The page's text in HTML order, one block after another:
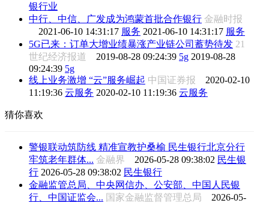
银行业
中行、中信、广发成为鸿蒙首批合作银行 金融时报
2021-06-10 14:31:17 服务 2021-06-10 14:31:17 服务
5G已来：订单大增业绩暴涨产业链公司蓄势待发 21
世纪经济报道 2019-08-28 09:24:39 5g 2019-08-28
09:24:39 5g
线上业务激增 “云”服务崛起 中国证券报 2020-02-10
11:19:36 云服务 2020-02-10 11:19:36 云服务
猜你喜欢
警银联动筑防线 精准宣教护桑榆 民生银行北京分行
牢筑老年群体... 金融界 2026-05-28 09:38:02 民生银
行 2026-05-28 09:38:02 民生银行
金融监管总局、中央网信办、公安部、中国人民银
行、中国证监会... 国家金融监督管理总局 2026-05-